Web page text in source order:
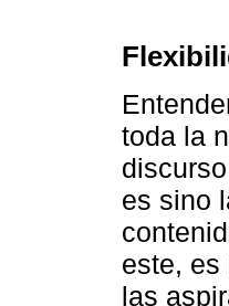
toda la
es sino
este, es
las